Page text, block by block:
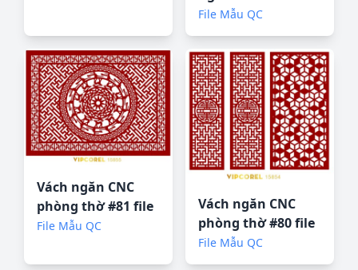
họa tiết file
coreldraw x5
File Mẫu QC
Vách ngăn CNC
phòng thờ #81 file
corel
File Mẫu QC
Vách ngăn CNC
phòng thờ #80 file
corel
File Mẫu QC